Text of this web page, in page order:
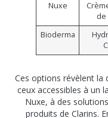
Nuxe
de
Bioderma
Ces options révèlent la
ceux accessibles à un
Nuxe, à des
produits de Clarins.